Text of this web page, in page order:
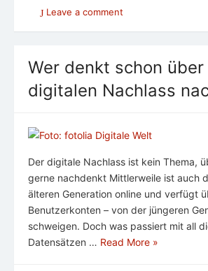
Leave a comment
Wer denkt schon über
digitalen Nachlass
Der digitale Nachlass ist kein Thema,
gerne nachdenkt Mittlerweile ist auch
älteren Generation online und verfügt
Benutzerkonten – von der jüngeren
schweigen. Doch was passiert mit all
Datensätzen … Read More »